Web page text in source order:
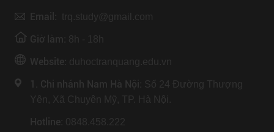
Email: trq.study@gmail.com
Giờ làm: 8h - 18h
Website: duhoctranquang.edu.vn
1. Chi nhánh Nam Hà Nội: Số 24 Đường Thượng
Yên, Xã Chuyên Mỹ, TP. Hà Nội.
Hotline: 0848.458.222